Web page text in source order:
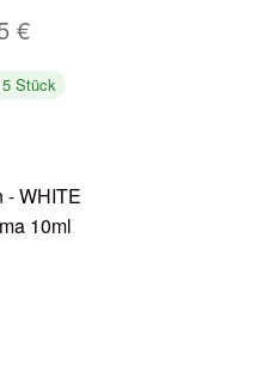
€
Stück